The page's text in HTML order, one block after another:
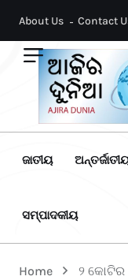
About Us Contact
ଜାତୀୟ
ସମ୍ପାଦକୀୟ
Home ୨